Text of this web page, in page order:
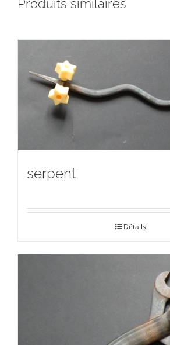
Produits similaires
serpent
Détails